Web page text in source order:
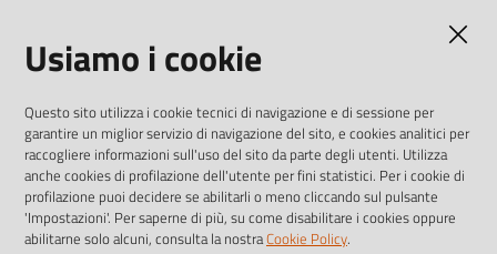
I dati personali pubblicati sono riutilizzabili solo alle condizioni
previste dalla direttiva comunitaria 2003/98/CE e dal d.lgs.
36/2006
Usiamo i cookie
Questo sito utilizza i cookie tecnici di navigazione e di sessione per
garantire un miglior servizio di navigazione del sito, e cookies analitici per
raccogliere informazioni sull'uso del sito da parte degli utenti. Utilizza
anche cookies di profilazione dell'utente per fini statistici. Per i cookie di
profilazione puoi decidere se abilitarli o meno cliccando sul pulsante
'Impostazioni'. Per saperne di più, su come disabilitare i cookies oppure
abilitarne solo alcuni, consulta la nostraCookie Policy.